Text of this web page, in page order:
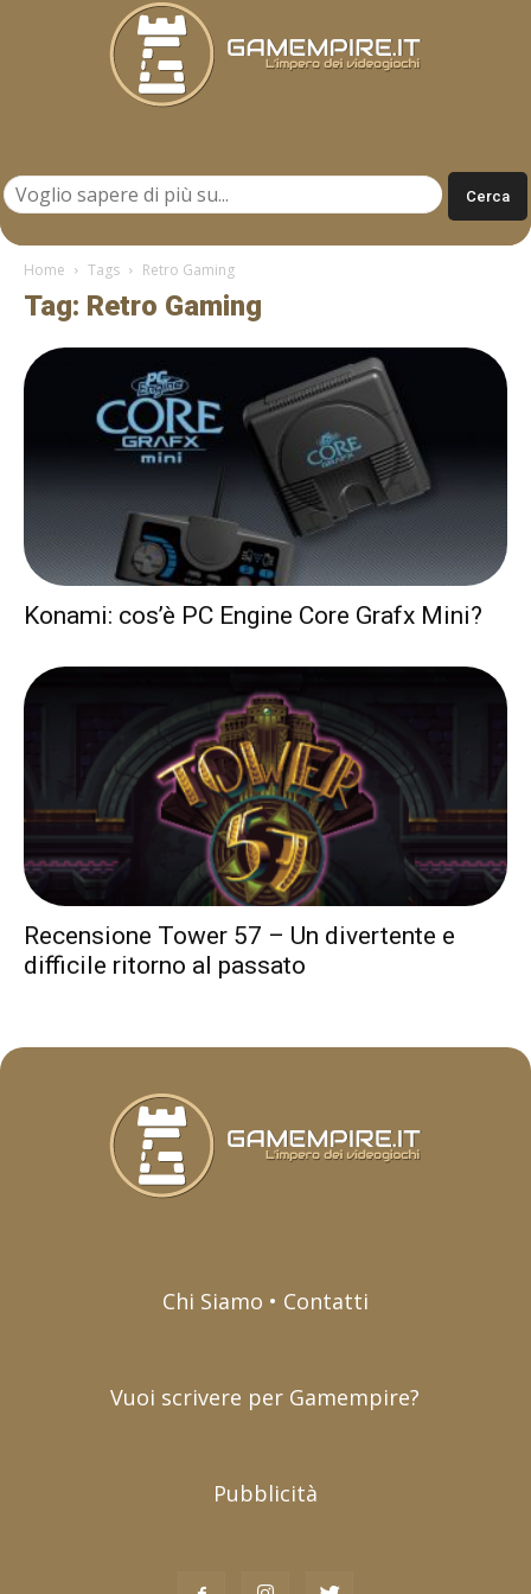
Home Tags Retro Gaming
Tag: Retro Gaming
Konami: cos’è PC Engine Core Grafx Mini?
Recensione Tower 57 – Un divertente e
difficile ritorno al passato
Chi Siamo • Contatti
Vuoi scrivere per Gamempire?
Pubblicità